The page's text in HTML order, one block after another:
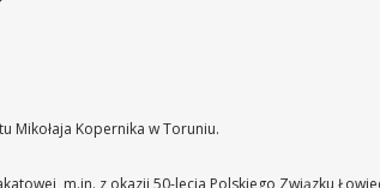
Mikołaja Kopernika w Toruniu.
m.in. z okazji 50-lecia Polskiego Związku